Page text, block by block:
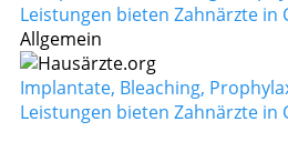
Allgemein
Implantate, Bleaching,
Leistungen bieten Zahnärzte in